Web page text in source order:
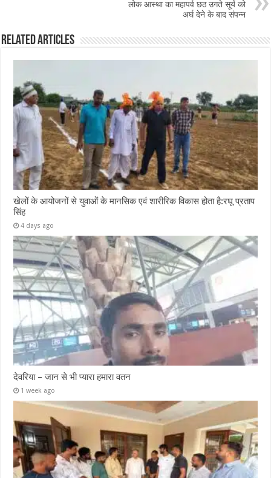
लोक आस्था का महापर्व छठ उगते सूर्य को
अर्घ देने के बाद संपन्न
Related Articles
खेलों के आयोजनों से युवाओं के मानसिक एवं शारीरिक विकास होता है:रघू प्रताप
सिंह
4 days ago
देवरिया – जान से भी प्यारा हमारा वतन
1 week ago